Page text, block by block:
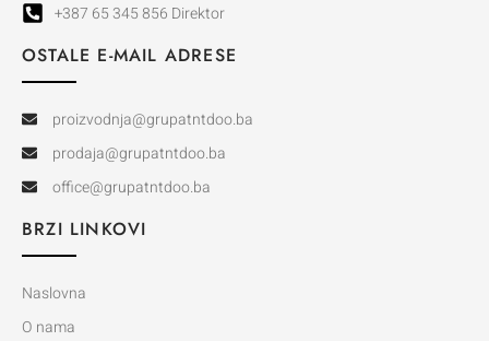
+387 65 345 856 Direktor
OSTALE E-MAIL ADRESE
proizvodnja@grupatntdoo.ba
prodaja@grupatntdoo.ba
office@grupatntdoo.ba
BRZI LINKOVI
Naslovna
O nama